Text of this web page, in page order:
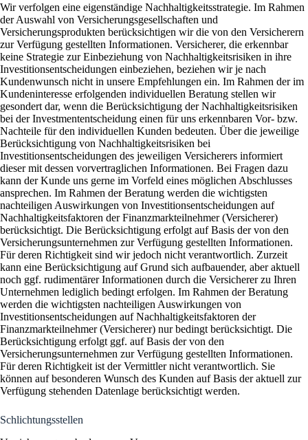
Wir verfolgen eine eigenständige Nachhaltigkeitsstrategie. Im Rahmen
der Auswahl von Versicherungsgesellschaften und
Versicherungsprodukten berücksichtigen wir die von den Versicherern
zur Verfügung gestellten Informationen. Versicherer, die erkennbar
keine Strategie zur Einbeziehung von Nachhaltigkeitsrisiken in ihre
Investitionsentscheidungen einbeziehen, beziehen wir je nach
Kundenwunsch nicht in unsere Empfehlungen ein. Im Rahmen der im
Kundeninteresse erfolgenden individuellen Beratung stellen wir
gesondert dar, wenn die Berücksichtigung der Nachhaltigkeitsrisiken
bei der Investmententscheidung einen für uns erkennbaren Vor- bzw.
Nachteile für den individuellen Kunden bedeuten. Über die jeweilige
Berücksichtigung von Nachhaltigkeitsrisiken bei
Investitionsentscheidungen des jeweiligen Versicherers informiert
dieser mit dessen vorvertraglichen Informationen. Bei Fragen dazu
kann der Kunde uns gerne im Vorfeld eines möglichen Abschlusses
ansprechen. Im Rahmen der Beratung werden die wichtigsten
nachteiligen Auswirkungen von Investitionsentscheidungen auf
Nachhaltigkeitsfaktoren der Finanzmarkteilnehmer (Versicherer)
berücksichtigt. Die Berücksichtigung erfolgt auf Basis der von den
Versicherungsunternehmen zur Verfügung gestellten Informationen.
Für deren Richtigkeit sind wir jedoch nicht verantwortlich. Zurzeit
kann eine Berücksichtigung auf Grund sich aufbauender, aber aktuell
noch ggf. rudimentärer Informationen durch die Versicherer zu Ihren
Unternehmen lediglich bedingt erfolgen. Im Rahmen der Beratung
werden die wichtigsten nachteiligen Auswirkungen von
Investitionsentscheidungen auf Nachhaltigkeitsfaktoren der
Finanzmarkteilnehmer (Versicherer) nur bedingt berücksichtigt. Die
Berücksichtigung erfolgt ggf. auf Basis der von den
Versicherungsunternehmen zur Verfügung gestellten Informationen.
Für deren Richtigkeit ist der Vermittler nicht verantwortlich. Sie
können auf besonderen Wunsch des Kunden auf Basis der aktuell zur
Verfügung stehenden Datenlage berücksichtigt werden.
Schlichtungsstellen